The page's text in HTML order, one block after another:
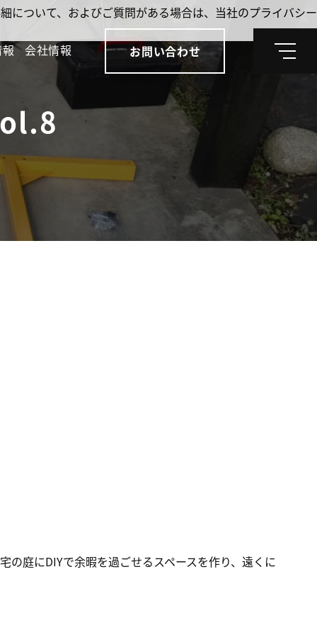
会社情報 お問い合わせ
メ
庭にDIYで余暇を過ごせるスペースを作り、遠くに
について、およびご質問がある場合は、当社のプライバシー